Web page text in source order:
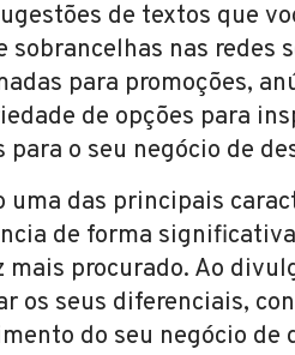
de textos que
sobrancelhas nas redes
para promoções,
de opções para
o seu negócio de
uma das principais
de forma
mais procurado. Ao
os seus diferenciais,
do seu negócio de